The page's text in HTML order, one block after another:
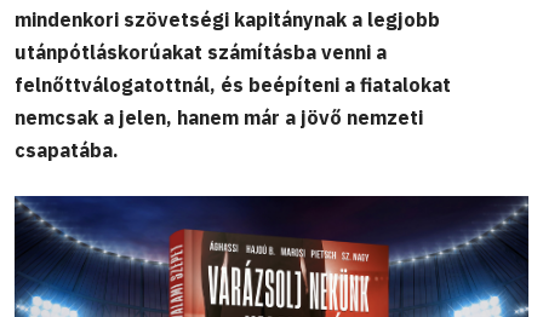
mindenkori szövetségi kapitánynak a legjobb
utánpótláskorúakat számításba venni a
felnőttválogatottnál, és beépíteni a fiatalokat
nemcsak a jelen, hanem már a jövő nemzeti
csapatába.